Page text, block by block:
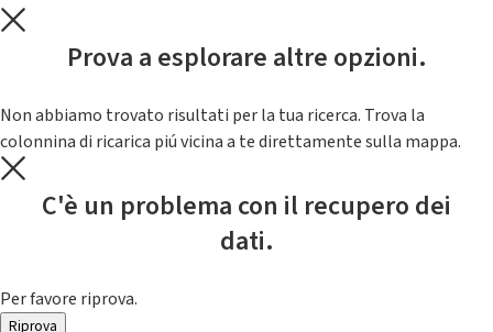
Prova a esplorare altre opzioni.
Non abbiamo trovato risultati per la tua ricerca. Trova la
colonnina di ricarica piú vicina a te direttamente sulla mappa.
C'è un problema con il recupero dei
dati.
Per favore riprova.
Riprova